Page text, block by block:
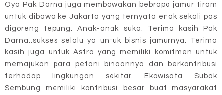
Oya Pak Darna juga membawakan bebrapa jamur tiram
untuk dibawa ke Jakarta yang ternyata enak sekali pas
digoreng tepung. Anak-anak suka. Terima kasih Pak
Darna..sukses selalu ya untuk bisnis jamurnya. Terima
kasih juga untuk Astra yang memiliki komitmen untuk
memajukan para petani binaannya dan berkontribusi
terhadap lingkungan sekitar. Ekowisata Subak
Sembung memiliki kontribusi besar buat masyarakat